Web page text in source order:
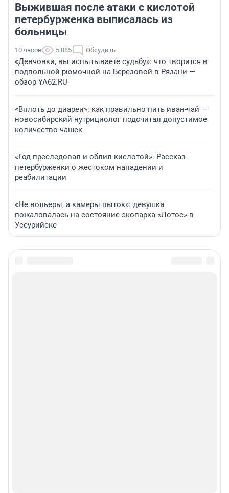
Выжившая после атаки с кислотой
петербурженка выписалась из
больницы
10 часов 5 085 Обсудить
«Девчонки, вы испытываете судьбу»: что творится в
подпольной рюмочной на Березовой в Рязани —
обзор YA62.RU
«Вплоть до диареи»: как правильно пить иван-чай —
новосибирский нутрициолог подсчитал допустимое
количество чашек
«Год преследовал и облил кислотой». Рассказ
петербурженки о жестоком нападении и
реабилитации
«Не вольеры, а камеры пыток»: девушка
пожаловалась на состояние экопарка «Лотос» в
Уссурийске